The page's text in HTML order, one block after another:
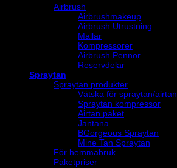
Airbrush
Airbrushmakeup
Airbrush Utrustning
Mallar
Kompressorer
Airbrush Pennor
Reservdelar
Spraytan
Spraytan produkter
Vätska för spraytan/airtan
Spraytan kompressor
Airtan paket
Jantana
BGorgeous Spraytan
Mine Tan Spraytan
För hemmabruk
Paketpriser